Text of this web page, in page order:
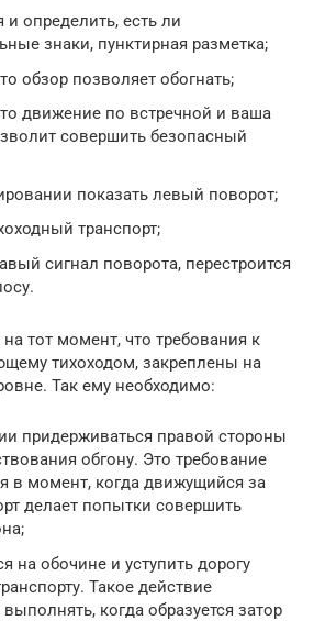
и определить, есть ли
знаки, пунктирная разметка;
обзор позволяет обогнать;
движение по встречной и ваша
совершить безопасный
показать левый поворот;
транспорт;
сигнал поворота, перестроится
тот момент, что требования к
тихоходом, закреплены на
Так ему необходимо:
придерживаться правой стороны
обгону. Это требование
в момент, когда движущийся за
делает попытки совершить
на обочине и уступить дорогу
Такое действие
когда образуется затор